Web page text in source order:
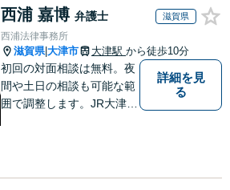
西浦 嘉博 弁護士 滋賀県
西浦法律事務所
滋賀県|大津市 大津駅 から徒歩10分
初回の対面相談は無料。夜
間や土日の相談も可能な範
囲で調整します。JR大津駅
詳細を見
る